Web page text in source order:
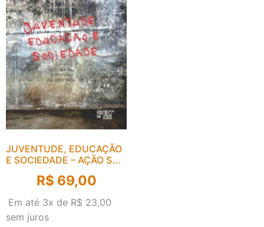
JUVENTUDE, EDUCAÇÃO
E SOCIEDADE – AÇÃO S...
R$ 69,00
Em até 3x de R$ 23,00
sem juros